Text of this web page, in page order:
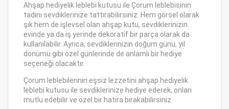
Ahşap hediyelik leblebi kutusu ile Çorum leblebisinin
tadını sevdiklerinize tattırabilirsiniz. Hem görsel olarak
şık hem de işlevsel olan ahşap kutu, sevdiklerinizin
evinde ya da iş yerinde dekoratif bir parça olarak da
kullanılabilir. Ayrıca, sevdiklerinizin doğum günü, yıl
dönümü gibi özel günlerinde de anlamlı bir hediye
seçeneği olacaktır.
Çorum leblebilerinin eşsiz lezzetini ahşap hediyelik
leblebi kutusu ile sevdiklerinize hediye ederek, onları
mutlu edebilir ve özel bir hatıra bırakabilirsiniz.